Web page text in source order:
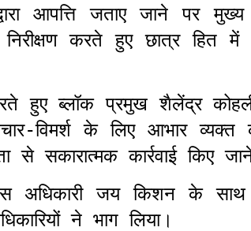
आपत्ति जताए जाने पर मुख्य
करते हुए छात्र हित में
हुए ब्लॉक प्रमुख शैलेंद्र
विमर्श के लिए आभार
से सकारात्मक कार्रवाई किए
अधिकारी जय किशन के साथ
ने भाग लिया।